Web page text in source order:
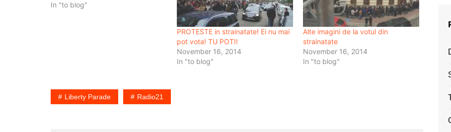
In "to blog"
PROTESTE in strainatate! Ei nu mai
pot vota! TU POTI!
November 16, 2014
In "to blog"
Alte imagini de la votul din
strainatate
November 16, 2014
In "to blog"
Liberty Parade Radio21